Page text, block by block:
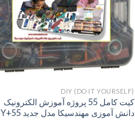
+
DIY (DO IT YOURSELF)
کیت کامل 55 پروژه آموزش الکترونیک
دانش آموزی مهندسیکا مدل جدید DIY+55